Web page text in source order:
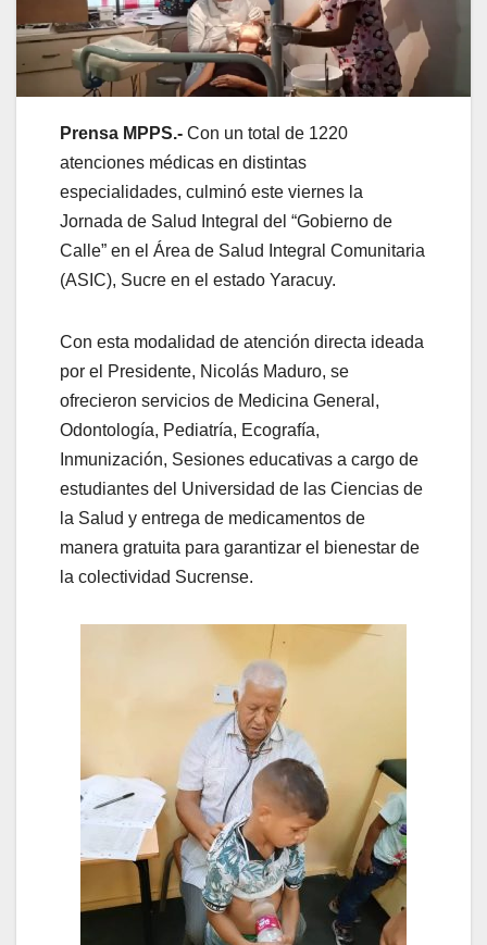
Prensa MPPS.- Con un total de 1220
atenciones médicas en distintas
especialidades, culminó este viernes la
Jornada de Salud Integral del “Gobierno de
Calle” en el Área de Salud Integral Comunitaria
(ASIC), Sucre en el estado Yaracuy.
Con esta modalidad de atención directa ideada
por el Presidente, Nicolás Maduro, se
ofrecieron servicios de Medicina General,
Odontología, Pediatría, Ecografía,
Inmunización, Sesiones educativas a cargo de
estudiantes del Universidad de las Ciencias de
la Salud y entrega de medicamentos de
manera gratuita para garantizar el bienestar de
la colectividad Sucrense.